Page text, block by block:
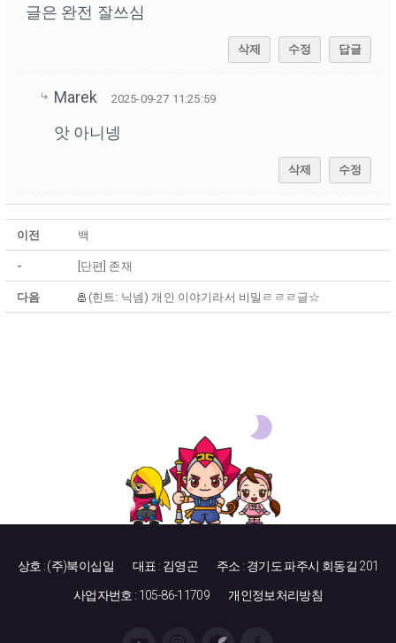
글은 완전 잘쓰심
삭제 수정 답글
Marek 2025-09-27 11:25:59
앗 아니넹
삭제 수정
이전 백
- [단편] 존재
다음 (힌트: 닉넴) 개인 이야기라서 비밀ㄹㄹㄹ글☆
상호 : (주)북이십일 대표 : 김영곤 주소 : 경기도 파주시 회동길 201
사업자번호 : 105-86-11709 개인정보처리방침